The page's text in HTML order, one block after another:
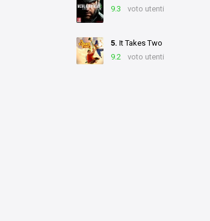
9.3
voto utenti
5. It Takes Two
9.2
voto utenti